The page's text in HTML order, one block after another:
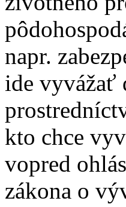
napr.
ide vyvážať
kto chce
vopred
zákona o